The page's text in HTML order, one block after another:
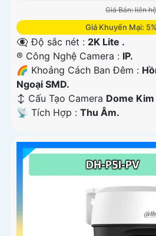
Giá Bán: liên
Giá Khuyến Mại:
👁️‍🗨 Độ sắc nét : 2K Lite .
®️ Công Nghệ Camera : IP.
🌈 Khoảng Cách Ban Đêm :
Ngoại SMD.
↕️ Cấu Tạo Camera Dome
️📡 Tích Hợp : Thu Âm.